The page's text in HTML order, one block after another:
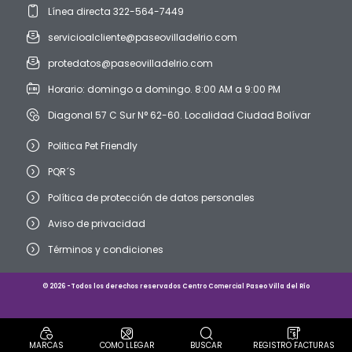
Línea directa 322-564-7449
servicioalcliente@paseovilladelrio.com
protedatos@paseovilladelrio.com
Horario: domingo a domingo. 8:00 AM a 9:00 PM
Diagonal 57 C Sur N° 62-60. Localidad Ciudad Bolívar
Politica Pet Friendly
PQR´S
Política de protección de datos personales
Aviso de privacidad
Términos y condiciones
MARCAS COMO LLEGAR BUSCAR REGISTRO FACTURAS
© 2026 -Todos los derechos reservados Centro Comercial Paseo Villa del Río